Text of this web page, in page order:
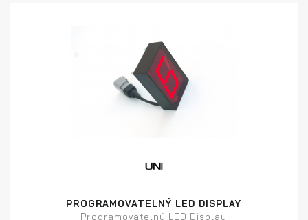
PROGRAMOVATELNÝ LED DISPLAY
Programovatelný LED Display